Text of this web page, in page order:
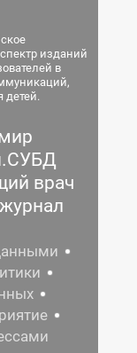
изданий
в
детей.
врач